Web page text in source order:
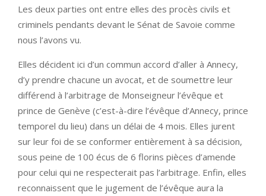
Les deux parties ont entre elles des procès civils et
criminels pendants devant le Sénat de Savoie comme
nous l’avons vu.
Elles décident ici d’un commun accord d’aller à Annecy,
d’y prendre chacune un avocat, et de soumettre leur
différend à l’arbitrage de Monseigneur l’évêque et
prince de Genève (c’est-à-dire l’évêque d’Annecy, prince
temporel du lieu) dans un délai de 4 mois. Elles jurent
sur leur foi de se conformer entièrement à sa décision,
sous peine de 100 écus de 6 florins pièces d’amende
pour celui qui ne respecterait pas l’arbitrage. Enfin, elles
reconnaissent que le jugement de l’évêque aura la